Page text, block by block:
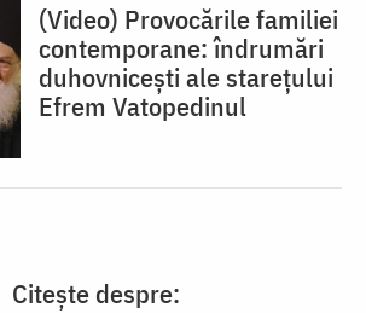
(Video) Provocările familiei
contemporane: îndrumări
duhovnicești ale starețului
Efrem Vatopedinul
Citește despre: